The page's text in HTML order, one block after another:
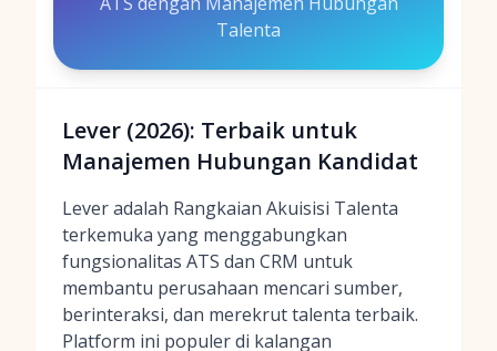
Talenta
Lever (2026): Terbaik untuk
Manajemen Hubungan Kandidat
Lever adalah Rangkaian Akuisisi Talenta
terkemuka yang menggabungkan
fungsionalitas ATS dan CRM untuk
membantu perusahaan mencari sumber,
berinteraksi, dan merekrut talenta terbaik.
Platform ini populer di kalangan